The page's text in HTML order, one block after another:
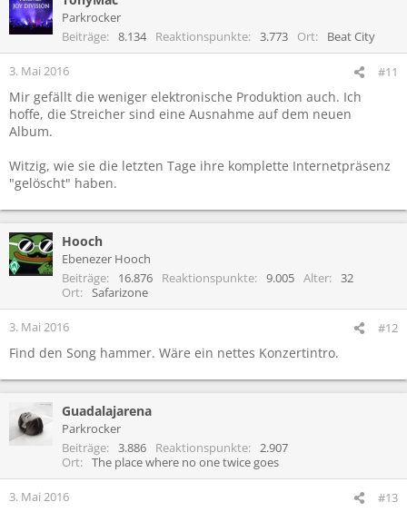
Parkrocker
Beiträge
8.134 Reaktionspunkte 3.773 Ort Beat City
3. Mai 2016 #11
Mir gefällt die weniger elektronische Produktion auch. Ich
hoffe, die Streicher sind eine Ausnahme auf dem neuen
Album.
Witzig, wie sie die letzten Tage ihre komplette Internetpräsenz
"gelöscht" haben.
Hooch
Ebenezer Hooch
Beiträge
16.876 Reaktionspunkte 9.005 Alter
32
Ort
Safarizone
3. Mai 2016 #12
Find den Song hammer. Wäre ein nettes Konzertintro.
Guadalajarena
Parkrocker
Beiträge
3.886 Reaktionspunkte
2.907
Ort
The place where no one twice goes
3. Mai 2016 #13